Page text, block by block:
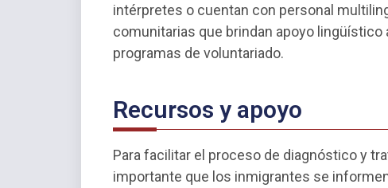
intérpretes o cuentan con personal
comunitarias que brindan apoyo
programas de voluntariado.
Recursos y apoyo
Para facilitar el proceso de diagnóstico y
importante que los inmigrantes se